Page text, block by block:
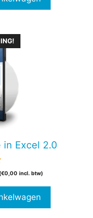
in Excel 2.0
€0,00 incl. btw)